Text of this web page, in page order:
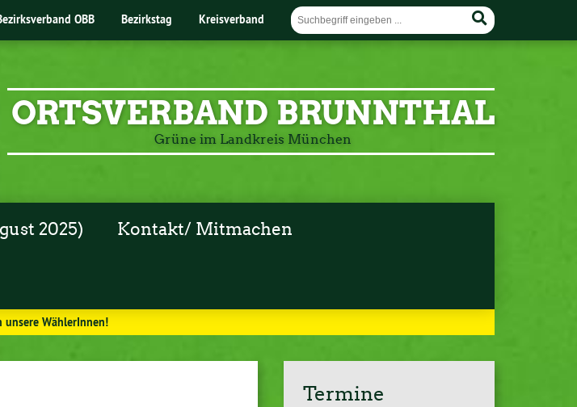
OBB Bezirkstag Kreisverband
ORTSVERBAND BRUNNTHAL
Grüne im Landkreis München
2025) Kontakt/ Mitmachen
unsere WählerInnen!
Termine